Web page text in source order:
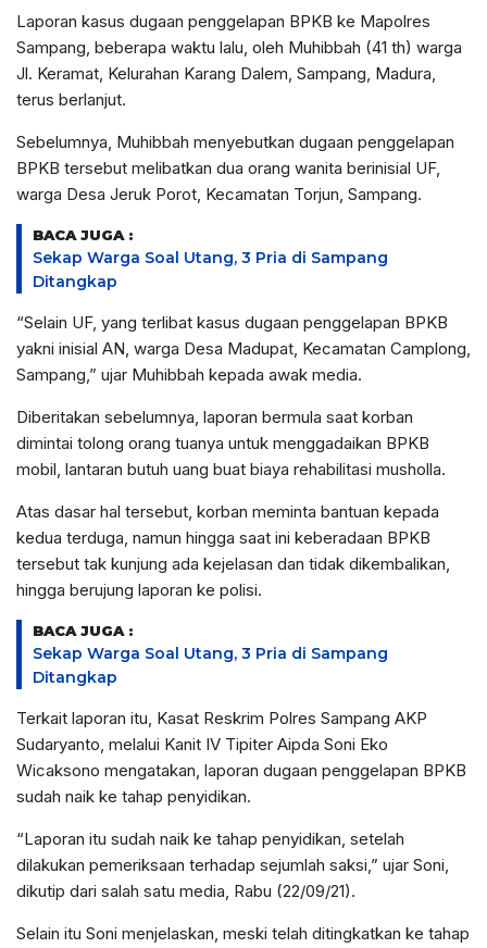
Laporan kasus dugaan penggelapan BPKB ke Mapolres
Sampang, beberapa waktu lalu, oleh Muhibbah (41 th) warga
Jl. Keramat, Kelurahan Karang Dalem, Sampang, Madura,
terus berlanjut.
Sebelumnya, Muhibbah menyebutkan dugaan penggelapan
BPKB tersebut melibatkan dua orang wanita berinisial UF,
warga Desa Jeruk Porot, Kecamatan Torjun, Sampang.
BACA JUGA :
Sekap Warga Soal Utang, 3 Pria di Sampang
Ditangkap
“Selain UF, yang terlibat kasus dugaan penggelapan BPKB
yakni inisial AN, warga Desa Madupat, Kecamatan Camplong,
Sampang,” ujar Muhibbah kepada awak media.
Diberitakan sebelumnya, laporan bermula saat korban
dimintai tolong orang tuanya untuk menggadaikan BPKB
mobil, lantaran butuh uang buat biaya rehabilitasi musholla.
Atas dasar hal tersebut, korban meminta bantuan kepada
kedua terduga, namun hingga saat ini keberadaan BPKB
tersebut tak kunjung ada kejelasan dan tidak dikembalikan,
hingga berujung laporan ke polisi.
BACA JUGA :
Sekap Warga Soal Utang, 3 Pria di Sampang
Ditangkap
Terkait laporan itu, Kasat Reskrim Polres Sampang AKP
Sudaryanto, melalui Kanit IV Tipiter Aipda Soni Eko
Wicaksono mengatakan, laporan dugaan penggelapan BPKB
sudah naik ke tahap penyidikan.
“Laporan itu sudah naik ke tahap penyidikan, setelah
dilakukan pemeriksaan terhadap sejumlah saksi,” ujar Soni,
dikutip dari salah satu media, Rabu (22/09/21).
Selain itu Soni menjelaskan, meski telah ditingkatkan ke tahap